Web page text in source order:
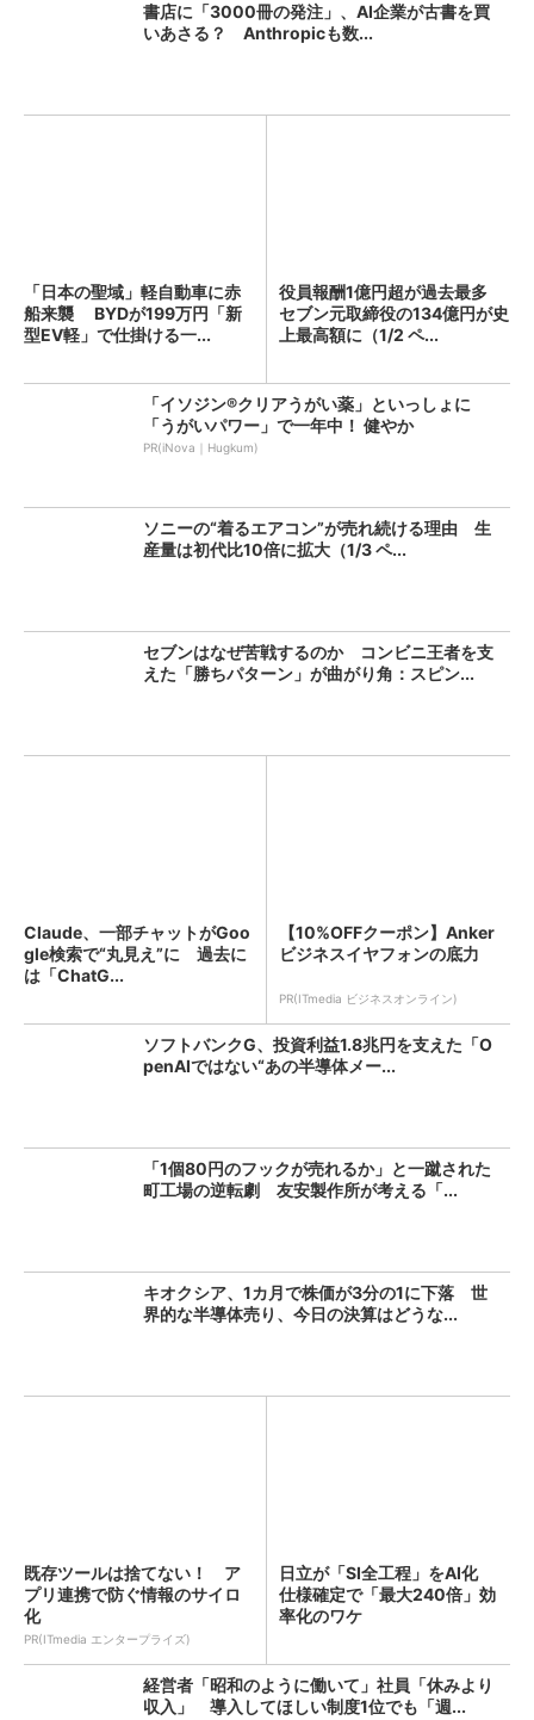
書店に「3000冊の発注」、AI企業が古書を買
いあさる？ Anthropicも数...
「日本の聖域」軽自動車に赤
船来襲 BYDが199万円「新
型EV軽」で仕掛ける一...
役員報酬1億円超が過去最多
セブン元取締役の134億円が史
上最高額に（1/2 ペ...
「イソジン®クリアうがい薬」といっしょに
「うがいパワー」で一年中！ 健やか
PR(iNova｜Hugkum)
ソニーの“着るエアコン”が売れ続ける理由 生
産量は初代比10倍に拡大（1/3 ペ...
セブンはなぜ苦戦するのか コンビニ王者を支
えた「勝ちパターン」が曲がり角：スピン...
Claude、一部チャットがGoo
gle検索で“丸見え”に 過去に
は「ChatG...
【10%OFFクーポン】Anker
ビジネスイヤフォンの底力
PR(ITmedia ビジネスオンライン)
ソフトバンクG、投資利益1.8兆円を支えた「O
penAIではない“あの半導体メー...
「1個80円のフックが売れるか」と一蹴された
町工場の逆転劇 友安製作所が考える「...
キオクシア、1カ月で株価が3分の1に下落 世
界的な半導体売り、今日の決算はどうな...
既存ツールは捨てない！ ア
プリ連携で防ぐ情報のサイロ
化
PR(ITmedia エンタープライズ)
日立が「SI全工程」をAI化
仕様確定で「最大240倍」効
率化のワケ
経営者「昭和のように働いて」社員「休みより
収入」 導入してほしい制度1位でも「週...